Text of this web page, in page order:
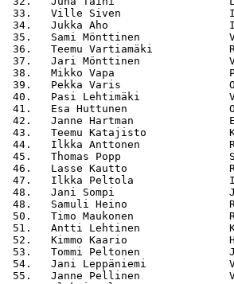
33.   Ville Siven
34.   Jukka Aho
35.   Sami Mönttinen
36.   Teemu Vartiamäki
37.   Jari Mönttinen
38.   Mikko Vapa
39.   Pekka Varis
40.   Pasi Lehtimäki
41.   Esa Huttunen
42.   Janne Hartman
43.   Teemu Katajisto
44.   Ilkka Anttonen
45.   Thomas Popp
46.   Lasse Kautto
47.   Ilkka Peltola
48.   Jani Sompi
48.   Samuli Heino
50.   Timo Maukonen
51.   Antti Lehtinen
52.   Kimmo Kaario
53.   Tommi Peltonen
54.   Jani Leppäniemi
55.   Janne Pellinen